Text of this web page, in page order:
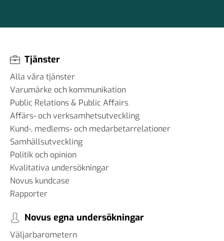
Tjänster
Alla våra tjänster
Varumärke och kommunikation
Public Relations & Public Affairs
Affärs- och verksamhetsutveckling
Kund-, medlems- och medarbetarrelationer
Samhällsutveckling
Politik och opinion
Kvalitativa undersökningar
Novus kundcase
Rapporter
Novus egna undersökningar
Väljarbarometern